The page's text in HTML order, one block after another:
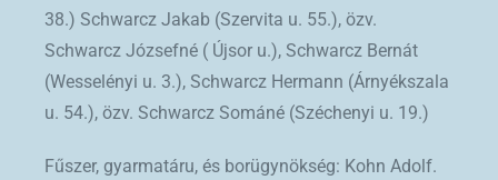
38.) Schwarcz Jakab (Szervita u. 55.), özv.
Schwarcz Józsefné ( Újsor u.), Schwarcz Bernát
(Wesselényi u. 3.), Schwarcz Hermann (Árnyékszala
u. 54.), özv. Schwarcz Sománé (Széchenyi u. 19.)
Fűszer, gyarmatáru, és borügynökség: Kohn Adolf.